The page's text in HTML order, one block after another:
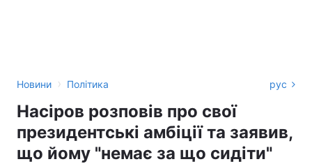
Новини › Політика рус
Насіров розповів про свої
президентські амбіції та заявив,
що йому "немає за що сидіти"